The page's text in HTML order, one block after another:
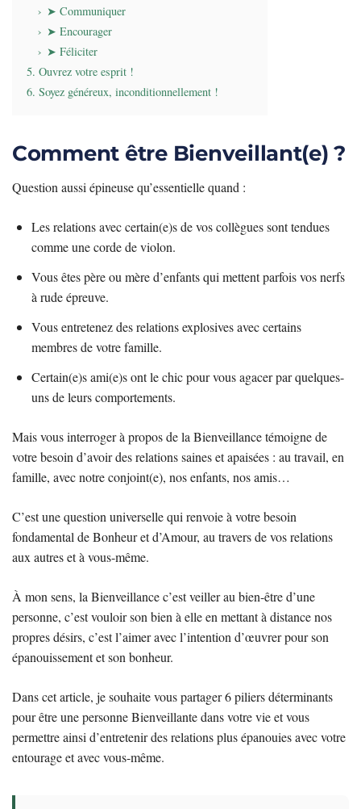
➤ Communiquer
➤ Encourager
➤ Féliciter
5. Ouvrez votre esprit !
6. Soyez généreux, inconditionnellement !
Comment être Bienveillant(e) ?
Question aussi épineuse qu’essentielle quand :
Les relations avec certain(e)s de vos collègues sont tendues
comme une corde de violon.
Vous êtes père ou mère d’enfants qui mettent parfois vos nerfs
à rude épreuve.
Vous entretenez des relations explosives avec certains
membres de votre famille.
Certain(e)s ami(e)s ont le chic pour vous agacer par quelques-
uns de leurs comportements.
Mais vous interroger à propos de la Bienveillance témoigne de
votre besoin d’avoir des relations saines et apaisées : au travail, en
famille, avec notre conjoint(e), nos enfants, nos amis…
C’est une question universelle qui renvoie à votre besoin
fondamental de Bonheur et d’Amour, au travers de vos relations
aux autres et à vous-même.
À mon sens, la Bienveillance c’est veiller au bien-être d’une
personne, c’est vouloir son bien à elle en mettant à distance nos
propres désirs, c’est l’aimer avec l’intention d’œuvrer pour son
épanouissement et son bonheur.
Dans cet article, je souhaite vous partager 6 piliers déterminants
pour être une personne Bienveillante dans votre vie et vous
permettre ainsi d’entretenir des relations plus épanouies avec votre
entourage et avec vous-même.